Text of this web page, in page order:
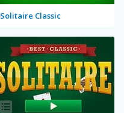
Solitaire Classic